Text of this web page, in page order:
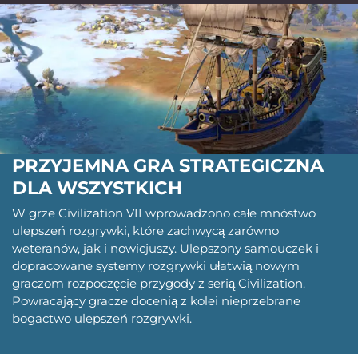
PRZYJEMNA GRA STRATEGICZNA
DLA WSZYSTKICH
W grze Civilization VII wprowadzono całe mnóstwo
ulepszeń rozgrywki, które zachwycą zarówno
weteranów, jak i nowicjuszy. Ulepszony samouczek i
dopracowane systemy rozgrywki ułatwią nowym
graczom rozpoczęcie przygody z serią Civilization.
Powracający gracze docenią z kolei nieprzebrane
bogactwo ulepszeń rozgrywki.